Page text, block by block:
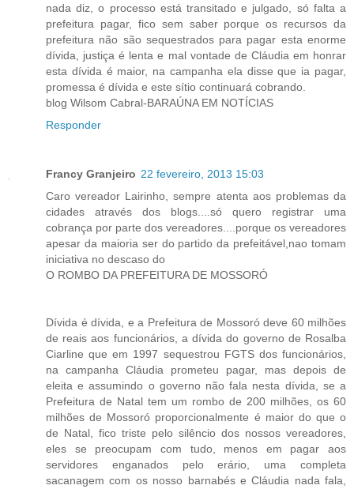
nada diz, o processo está transitado e julgado, só falta a
prefeitura pagar, fico sem saber porque os recursos da
prefeitura não são sequestrados para pagar esta enorme
dívida, justiça é lenta e mal vontade de Cláudia em honrar
esta dívida é maior, na campanha ela disse que ia pagar,
promessa é dívida e este sítio continuará cobrando.
blog Wilsom Cabral-BARAÚNA EM NOTÍCIAS
Responder
Francy Granjeiro 22 fevereiro, 2013 15:03
Caro vereador Lairinho, sempre atenta aos problemas da
cidades através dos blogs....só quero registrar uma
cobrança por parte dos vereadores....porque os vereadores
apesar da maioria ser do partido da prefeitável,nao tomam
iniciativa no descaso do
O ROMBO DA PREFEITURA DE MOSSORÓ
Dívida é dívida, e a Prefeitura de Mossoró deve 60 milhões
de reais aos funcionários, a dívida do governo de Rosalba
Ciarline que em 1997 sequestrou FGTS dos funcionários,
na campanha Cláudia prometeu pagar, mas depois de
eleita e assumindo o governo não fala nesta dívida, se a
Prefeitura de Natal tem um rombo de 200 milhões, os 60
milhões de Mossoró proporcionalmente é maior do que o
de Natal, fico triste pelo silêncio dos nossos vereadores,
eles se preocupam com tudo, menos em pagar aos
servidores enganados pelo erário, uma completa
sacanagem com os nosso barnabés e Cláudia nada fala,